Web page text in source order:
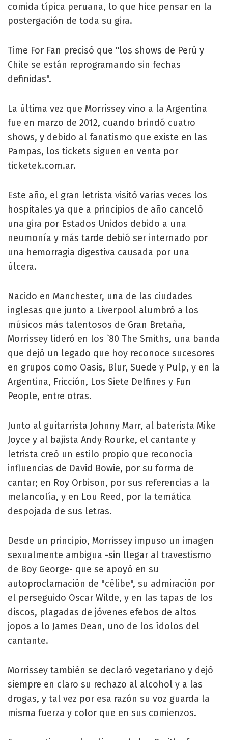
comida típica peruana, lo que hice pensar en la
postergación de toda su gira.
Time For Fan precisó que "los shows de Perú y
Chile se están reprogramando sin fechas
definidas".
La última vez que Morrissey vino a la Argentina
fue en marzo de 2012, cuando brindó cuatro
shows, y debido al fanatismo que existe en las
Pampas, los tickets siguen en venta por
ticketek.com.ar.
Este año, el gran letrista visitó varias veces los
hospitales ya que a principios de año canceló
una gira por Estados Unidos debido a una
neumonía y más tarde debió ser internado por
una hemorragia digestiva causada por una
úlcera.
Nacido en Manchester, una de las ciudades
inglesas que junto a Liverpool alumbró a los
músicos más talentosos de Gran Bretaña,
Morrissey lideró en los `80 The Smiths, una banda
que dejó un legado que hoy reconoce sucesores
en grupos como Oasis, Blur, Suede y Pulp, y en la
Argentina, Fricción, Los Siete Delfines y Fun
People, entre otras.
Junto al guitarrista Johnny Marr, al baterista Mike
Joyce y al bajista Andy Rourke, el cantante y
letrista creó un estilo propio que reconocía
influencias de David Bowie, por su forma de
cantar; en Roy Orbison, por sus referencias a la
melancolía, y en Lou Reed, por la temática
despojada de sus letras.
Desde un principio, Morrissey impuso un imagen
sexualmente ambigua -sin llegar al travestismo
de Boy George- que se apoyó en su
autoproclamación de "célibe", su admiración por
el perseguido Oscar Wilde, y en las tapas de los
discos, plagadas de jóvenes efebos de altos
jopos a lo James Dean, uno de los ídolos del
cantante.
Morrissey también se declaró vegetariano y dejó
siempre en claro su rechazo al alcohol y a las
drogas, y tal vez por esa razón su voz guarda la
misma fuerza y color que en sus comienzos.